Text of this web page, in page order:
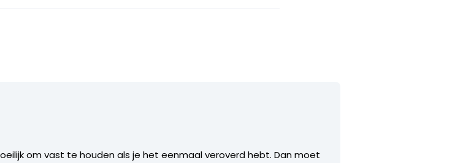
om vast te houden als je het eenmaal veroverd hebt. Dan moet